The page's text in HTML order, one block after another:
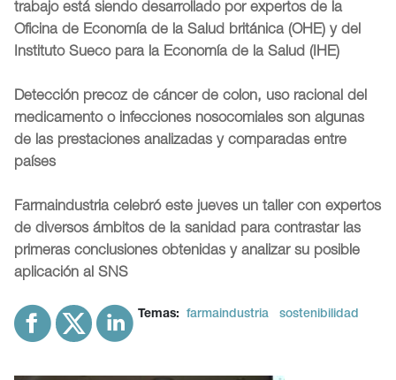
trabajo está siendo desarrollado por expertos de la
Oficina de Economía de la Salud británica (OHE) y del
Instituto Sueco para la Economía de la Salud (IHE)
Detección precoz de cáncer de colon, uso racional del
medicamento o infecciones nosocomiales son algunas
de las prestaciones analizadas y comparadas entre
países
Farmaindustria celebró este jueves un taller con expertos
de diversos ámbitos de la sanidad para contrastar las
primeras conclusiones obtenidas y analizar su posible
aplicación al SNS
Temas: farmaindustria sostenibilidad